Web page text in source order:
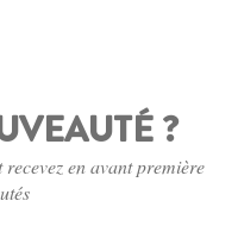
?
en avant première